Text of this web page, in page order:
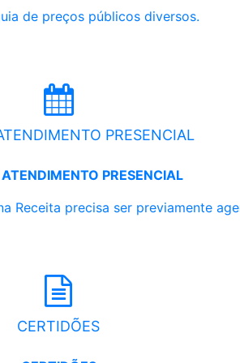
de preços públicos diversos.
PRESENCIAL
PRESENCIAL
Receita precisa ser previamente
CERTIDÕES